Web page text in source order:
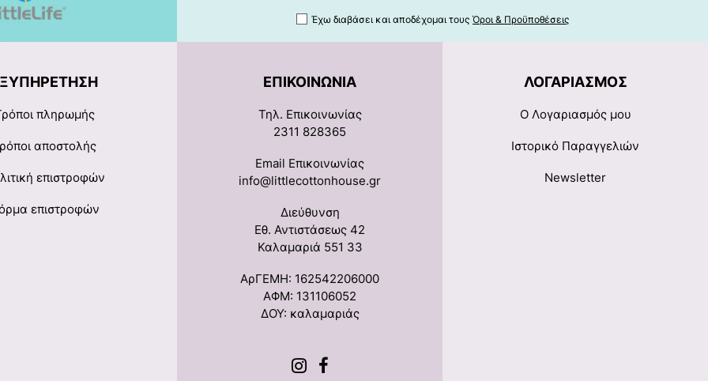
Έχω διαβάσει και αποδέχομαι τους Όροι & Προϋποθέσεις
πληρωμής
αποστολής
επιστροφών
επιστροφών
ΕΠΙΚΟΙΝΩΝΊΑ
Τηλ. Επικοινωνίας
2311 828365
Email Επικοινωνίας
info@littlecottonhouse.gr
Διεύθυνση
Εθ. Αντιστάσεως 42
Καλαμαριά 551 33
ΑρΓΕΜΗ: 162542206000
ΑΦΜ: 131106052
ΔΟΥ: καλαμαριάς
ΛΟΓΑΡΙΑΣΜΌΣ
Ο Λογαριασμός μου
Ιστορικό Παραγγελιών
Newsletter